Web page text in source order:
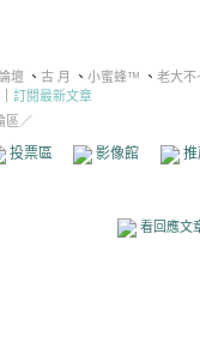
壇 、 古 月 、 小蜜蜂™ 、 老大不
訂閱最新文章
區／
投票區 影像館
看回應文